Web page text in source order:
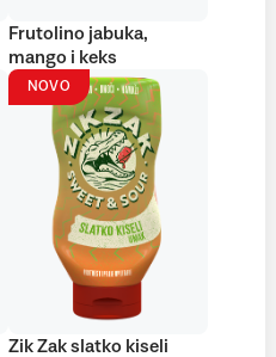
Frutolino jabuka,
mango i keks
NOVO
Zik Zak slatko kiseli